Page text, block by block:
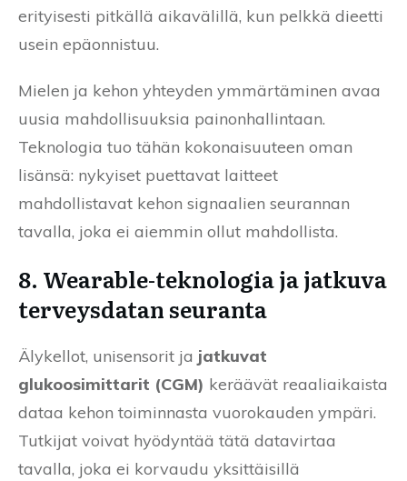
erityisesti pitkällä aikavälillä, kun pelkkä dieetti
usein epäonnistuu.
Mielen ja kehon yhteyden ymmärtäminen avaa
uusia mahdollisuuksia painonhallintaan.
Teknologia tuo tähän kokonaisuuteen oman
lisänsä: nykyiset puettavat laitteet
mahdollistavat kehon signaalien seurannan
tavalla, joka ei aiemmin ollut mahdollista.
8. Wearable-teknologia ja jatkuva
terveysdatan seuranta
Älykellot, unisensorit ja jatkuvat
glukoosimittarit (CGM) keräävät reaaliaikaista
dataa kehon toiminnasta vuorokauden ympäri.
Tutkijat voivat hyödyntää tätä datavirtaa
tavalla, joka ei korvaudu yksittäisillä